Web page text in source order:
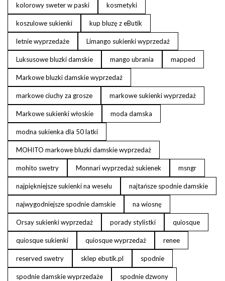
kolorowy sweter w paski kosmetyki
koszulowe sukienki kup bluzę z eButik
letnie wyprzedaże Limango sukienki wyprzedaż
Luksusowe bluzki damskie mango ubrania mapped
Markowe bluzki damskie wyprzedaż
markowe ciuchy za grosze markowe sukienki wyprzedaż
Markowe sukienki włoskie moda damska
modna sukienka dla 50 latki
MOHITO markowe bluzki damskie wyprzedaż
mohito swetry Monnari wyprzedaż sukienek msngr
najpiękniejsze sukienki na weselu najtańsze spodnie damskie
najwygodniejsze spodnie damskie na wiosnę
Orsay sukienki wyprzedaż porady stylistki quiosque
quiosque sukienki quiosque wyprzedaż renee
reserved swetry sklep ebutik.pl spodnie
spodnie damskie wyprzedaże spodnie dzwony